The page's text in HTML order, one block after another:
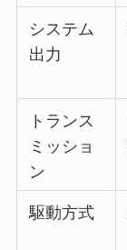
システム
出力
トランス
ミッショ
ン
駆動方式